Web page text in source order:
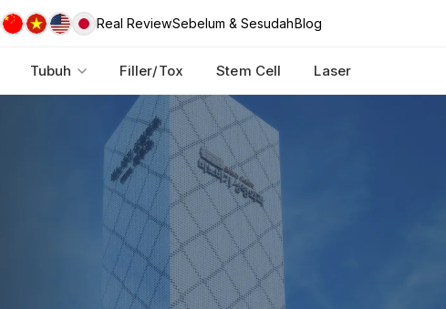
Real ReviewSebelum & SesudahBlog
Tubuh Filler/Tox Stem Cell Laser